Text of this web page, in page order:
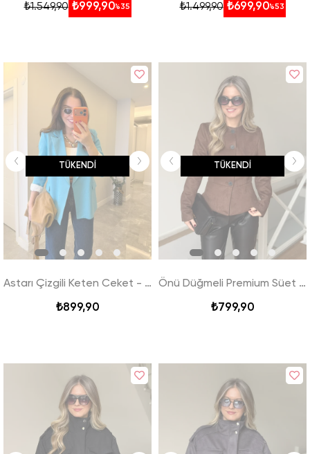
%35
₺999,90
₺1.549,90 %53
₺699,90
₺1.499,90
TÜKENDI
Astarı Çizgili Keten Ceket - Mavi
₺899,90
TÜKENDI
Önü Düğmeli Premium Süet Ceket - Kahverengi
₺799,90